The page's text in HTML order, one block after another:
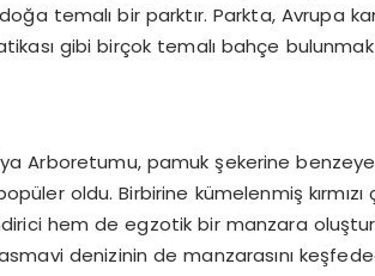
temalı bir parktır. Parkta, Avrupa
gibi birçok temalı bahçe
Arboretumu, pamuk şekerine
oldu. Birbirine kümelenmiş
hem de egzotik bir manzara
denizinin de manzarasını